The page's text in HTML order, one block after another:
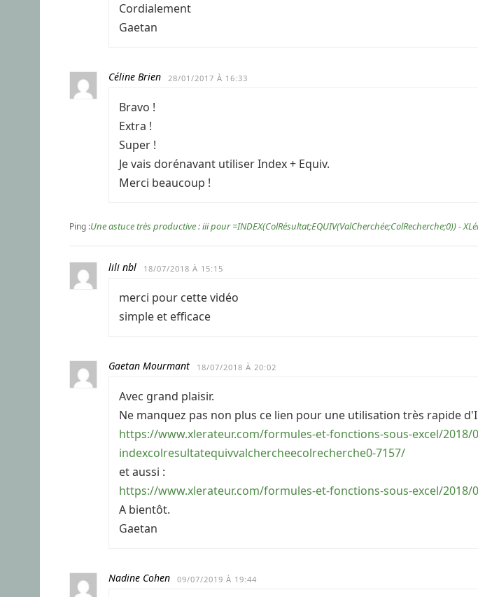
Cordialement
Gaetan
Céline Brien 28/01/2017 À 16:33
Bravo !
Extra !
Super !
Je vais dorénavant utiliser Index + Equiv.
Merci beaucoup !
Ping :Une astuce très productive : iii pour =INDEX(ColRésultat;EQUIV(ValCherchée;ColRecherche;0)) -
lili nbl 18/07/2018 À 15:15
merci pour cette vidéo
simple et efficace
Gaetan Mourmant 18/07/2018 À 20:02
Avec grand plaisir.
Ne manquez pas non plus ce lien pour une utilisation très rapide
https://www.xlerateur.com/formules-et-fonctions-sous-excel/
indexcolresultatequivvalchercheecolrecherche0-7157/
et aussi :
https://www.xlerateur.com/formules-et-fonctions-sous-excel/
A bientôt.
Gaetan
Nadine Cohen 09/07/2019 À 19:44